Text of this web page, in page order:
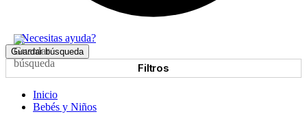
¿Necesitas ayuda?
Guardar búsqueda
Filtros
Inicio
Bebés y Niños